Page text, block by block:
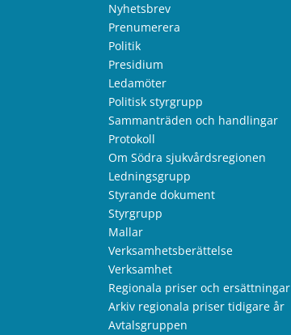
Nyhetsbrev
Prenumerera
Politik
Presidium
Ledamöter
Politisk styrgrupp
Sammanträden och handlingar
Protokoll
Om Södra sjukvårdsregionen
Ledningsgrupp
Styrande dokument
Styrgrupp
Mallar
Verksamhetsberättelse
Verksamhet
Regionala priser och ersättningar
Arkiv regionala priser tidigare år
Avtalsgruppen